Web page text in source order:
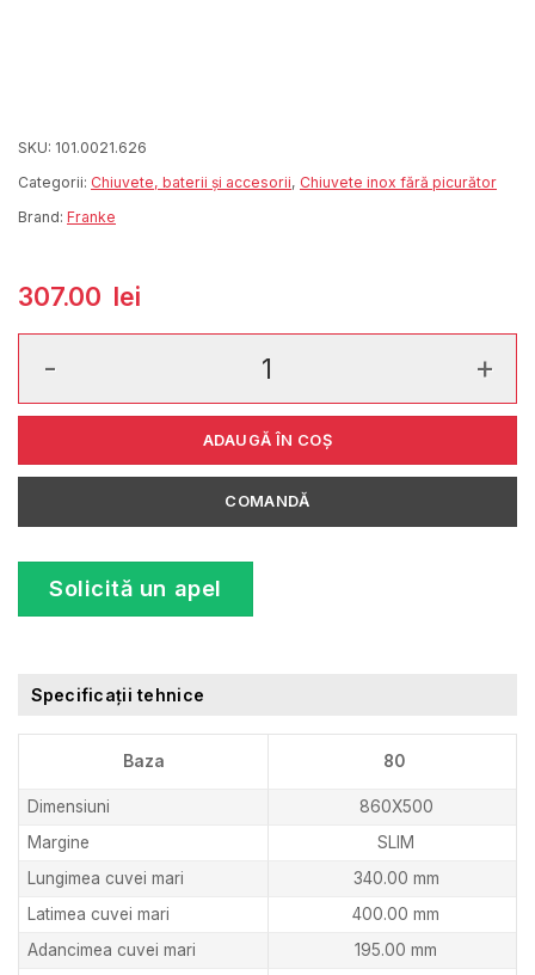
SKU: 101.0021.626
Categorii: Chiuvete, baterii și accesorii, Chiuvete inox fără picurător
Brand: Franke
307.00 lei
ADAUGĂ ÎN COȘ
COMANDĂ
Solicită un apel
Specificații tehnice
Baza 80
Dimensiuni
860X500
Margine
SLIM
Lungimea cuvei mari
340.00 mm
Latimea cuvei mari
400.00 mm
Adancimea cuvei mari
195.00 mm